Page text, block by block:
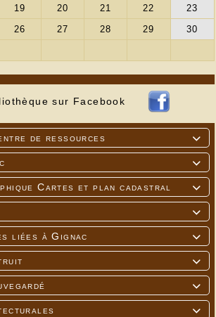
sur Facebook

de ressources


Cartes et plan cadastral


liées à Gignac


